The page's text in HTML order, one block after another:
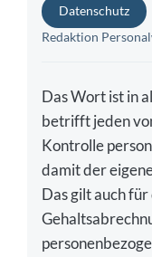
Datenschutz
Redaktion
Das Wort ist in
betrifft jeden
Kontrolle
damit der
Das gilt auch